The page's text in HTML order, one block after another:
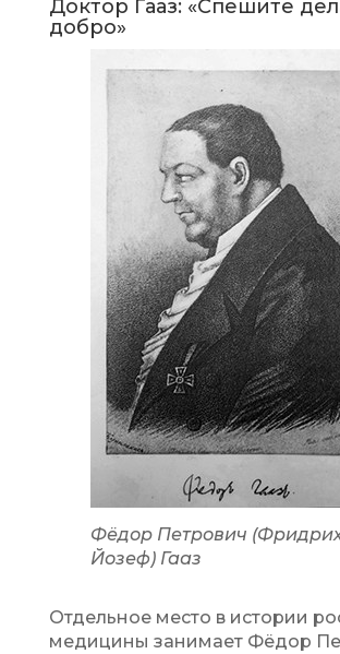
Доктор Гааз: «Спешите
добро»
Фёдор Петрович
Йозеф) Гааз
Отдельное место в истории
медицины занимает Фёдор